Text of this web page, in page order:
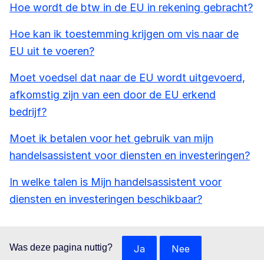
Hoe wordt de btw in de EU in rekening gebracht?
Hoe kan ik toestemming krijgen om vis naar de
EU uit te voeren?
Moet voedsel dat naar de EU wordt uitgevoerd,
afkomstig zijn van een door de EU erkend
bedrijf?
Moet ik betalen voor het gebruik van mijn
handelsassistent voor diensten en investeringen?
In welke talen is Mijn handelsassistent voor
diensten en investeringen beschikbaar?
Was deze pagina nuttig? Ja Nee